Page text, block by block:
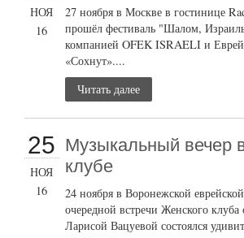
НОЯ
16
27 ноября в Москве в гостинице
прошёл фестиваль "Шалом,
компанией OFEK ISRAELI и
«Сохнут»....
Читать далее
25
НОЯ
16
Музыкальный вечер
клубе
24 ноября в Воронежской
очередной встречи Женского клуба
Ларисой Вацуевой состоялся